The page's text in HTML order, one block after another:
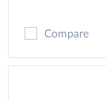
Compare